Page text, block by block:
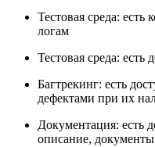
Тестовая среда:
логам
Тестовая среда:
Багтрекинг: есть
дефектами при их
Документация: есть
описание,